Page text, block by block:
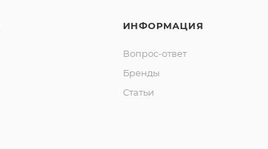
ИНФОРМАЦИЯ
Вопрос-ответ
Бренды
Статьи